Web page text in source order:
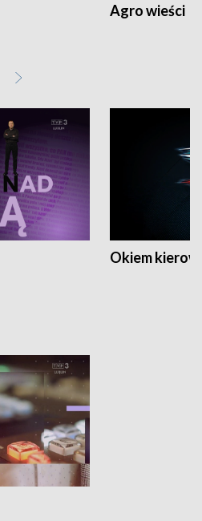
Agro wieści
Okiem